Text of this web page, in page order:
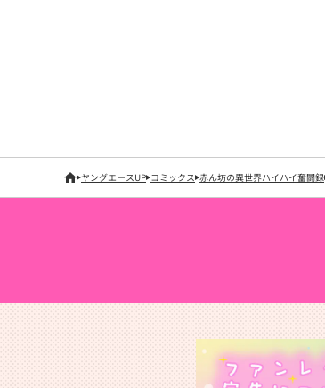
ヤングエースUP コミックス 赤ん坊の異世界ハイハイ奮闘録